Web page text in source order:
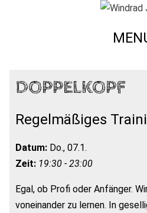
DOPPELKOPF
Regelmäßiges
Datum: Do., 07.1.
Zeit: 19:30 - 23:00
Egal, ob Profi oder Anfänger.
voneinander zu lernen. In